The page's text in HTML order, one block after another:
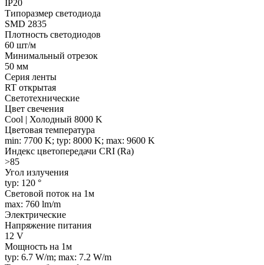
IP20
Типоразмер светодиода
SMD 2835
Плотность светодиодов
60 шт/м
Минимальный отрезок
50 мм
Серия ленты
RT открытая
Светотехнические
Цвет свечения
Cool | Холодный 8000 K
Цветовая температура
min: 7700 K; typ: 8000 K; max: 9600 K
Индекс цветопередачи CRI (Ra)
>85
Угол излучения
typ: 120 °
Световой поток на 1м
max: 760 lm/m
Электрические
Напряжение питания
12 V
Мощность на 1м
typ: 6.7 W/m; max: 7.2 W/m